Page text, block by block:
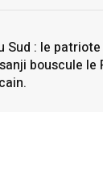
Sud : le
bouscule le